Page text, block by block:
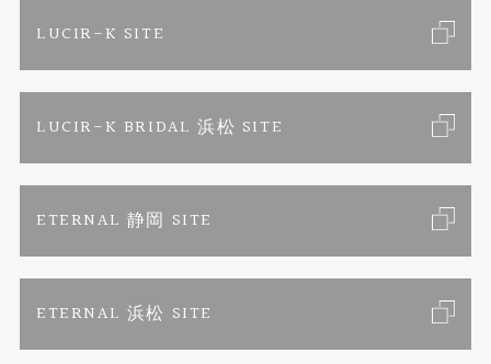
婚約ネックレス
真珠ネックレス
リフォーム
お問い合わせ
特定商取引に関する表記
LUCIR-K SITE
LUCIR-K BRIDAL 浜松 SITE
ETERNAL 静岡 SITE
ETERNAL 浜松 SITE